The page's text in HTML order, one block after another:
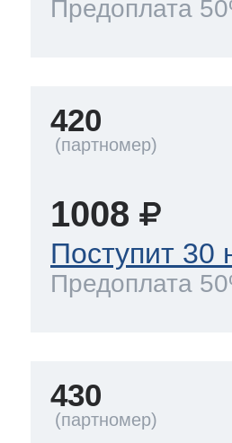
Предоплата
420
1008
Поступит 30
Предоплата
430